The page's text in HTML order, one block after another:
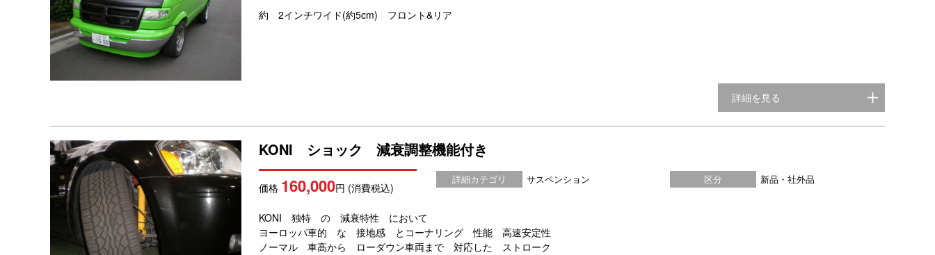
約 2インチワイド(約5cm) フロント&リア
詳細を見る
KONI ショック 減衰調整機能付き
価格 160,000円 (消費税込)
詳細カテゴリ サスペンション 区分 新品・社外品
KONI 独特 の 減衰特性 において
ヨーロッパ車的 な 接地感 とコーナリング 性能 高速安定性
ノーマル 車高から ローダウン車両まで 対応した ストローク